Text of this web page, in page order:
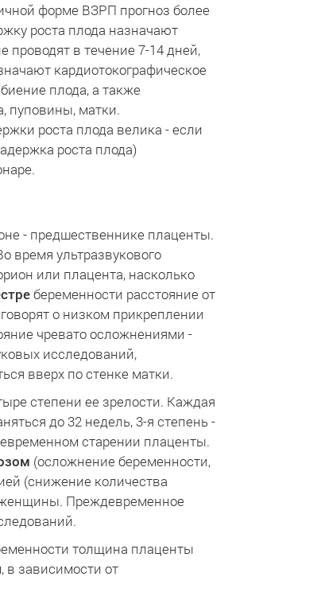
форме ВЗРП прогноз более
роста плода назначают
в течение 7-14 дней,
кардиотокографическое
плода, а также
пуповины, матки.
роста плода велика - если
роста плода)
- предшественнике плаценты.
время ультразвукового
или плацента, насколько
беременности расстояние от
о низком прикреплении
чревато осложнениями -
исследований,
вверх по стенке матки.
степени ее зрелости. Каждая
до 32 недель, 3-я степень -
старении плаценты.
(осложнение беременности,
(снижение количества
женщины. Преждевременное
толщина плаценты
в зависимости от